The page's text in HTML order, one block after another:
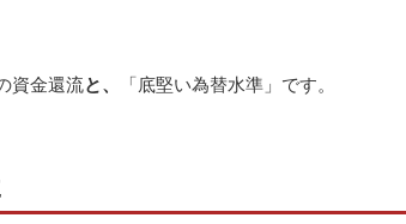
資金還流と、 「底堅い為替水準」です。